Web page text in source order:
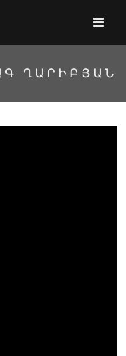
ՂԱՐԻԲՅԱՆ